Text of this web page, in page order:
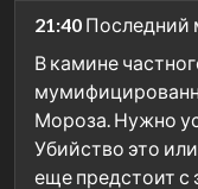
21:40 Последний
В камине
Мороза. Нужно
Убийство это
еще предстоит с